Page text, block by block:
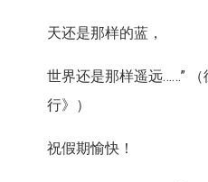
天还是那样的蓝，
世界还是那样遥远……”
行》）
祝假期愉快！